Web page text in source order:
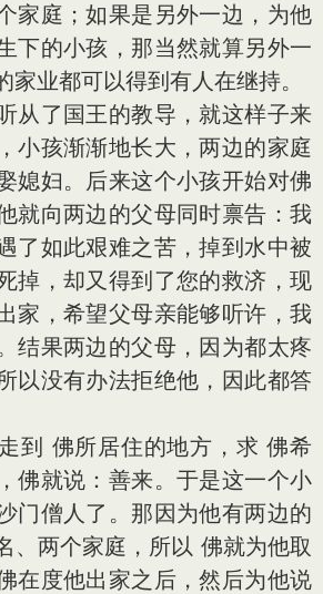
家庭；如果是另外一边，为他
下的小孩，那当然就算另外一
家业都可以得到有人在继持。
了国王的教导，就这样子来
小孩渐渐地长大，两边的家庭
媳妇。后来这个小孩开始对佛
就向两边的父母同时禀告：我
了如此艰难之苦，掉到水中被
掉，却又得到了您的救济，现
家，希望父母亲能够听许，我
结果两边的父母，因为都太疼
以没有办法拒绝他，因此都答
佛所居住的地方，求 佛希
佛就说：善来。于是这一个小
门僧人了。那因为他有两边的
、两个家庭，所以 佛就为他取
在度他出家之后，然后为他说